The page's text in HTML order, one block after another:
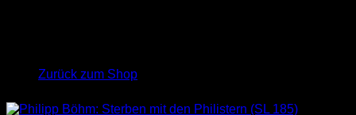
Zurück zum Shop